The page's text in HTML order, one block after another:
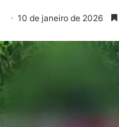
10 de janeiro de 2026